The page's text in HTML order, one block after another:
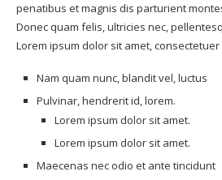
penatibus et magnis dis parturient
Donec quam felis, ultricies nec,
Lorem ipsum dolor sit amet,
Nam quam nunc, blandit vel, luctus
Pulvinar, hendrerit id, lorem.
Lorem ipsum dolor sit amet.
Lorem ipsum dolor sit amet.
Maecenas nec odio et ante tincidunt